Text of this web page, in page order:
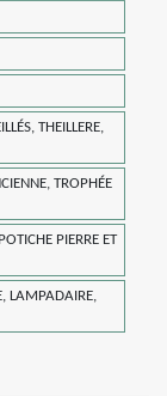
THEILLERE,
TROPHÉE
PIERRE ET
LAMPADAIRE,